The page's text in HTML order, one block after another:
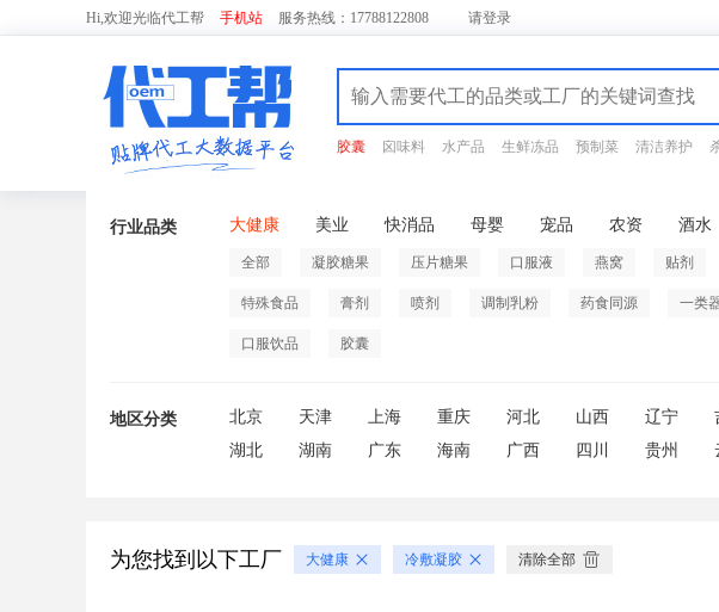
Hi,欢迎光临代工帮 手机站 服务热线：17788122808 请登录
胶囊 囟味料 水产品 生鲜冻品 预制菜 清洁养护
行业品类 大健康 美业 快消品 母婴 宠品 农资 酒水
全部 凝胶糖果 压片糖果 口服液 燕窝 贴剂
特殊食品 膏剂 喷剂 调制乳粉 药食同源 一类
口服饮品 胶囊
地区分类 北京 天津 上海 重庆 河北 山西 辽宁
湖北
湖南 广东 海南 广西 四川 贵州
为您找到以下工厂 大健康 冷敷凝胶 清除全部